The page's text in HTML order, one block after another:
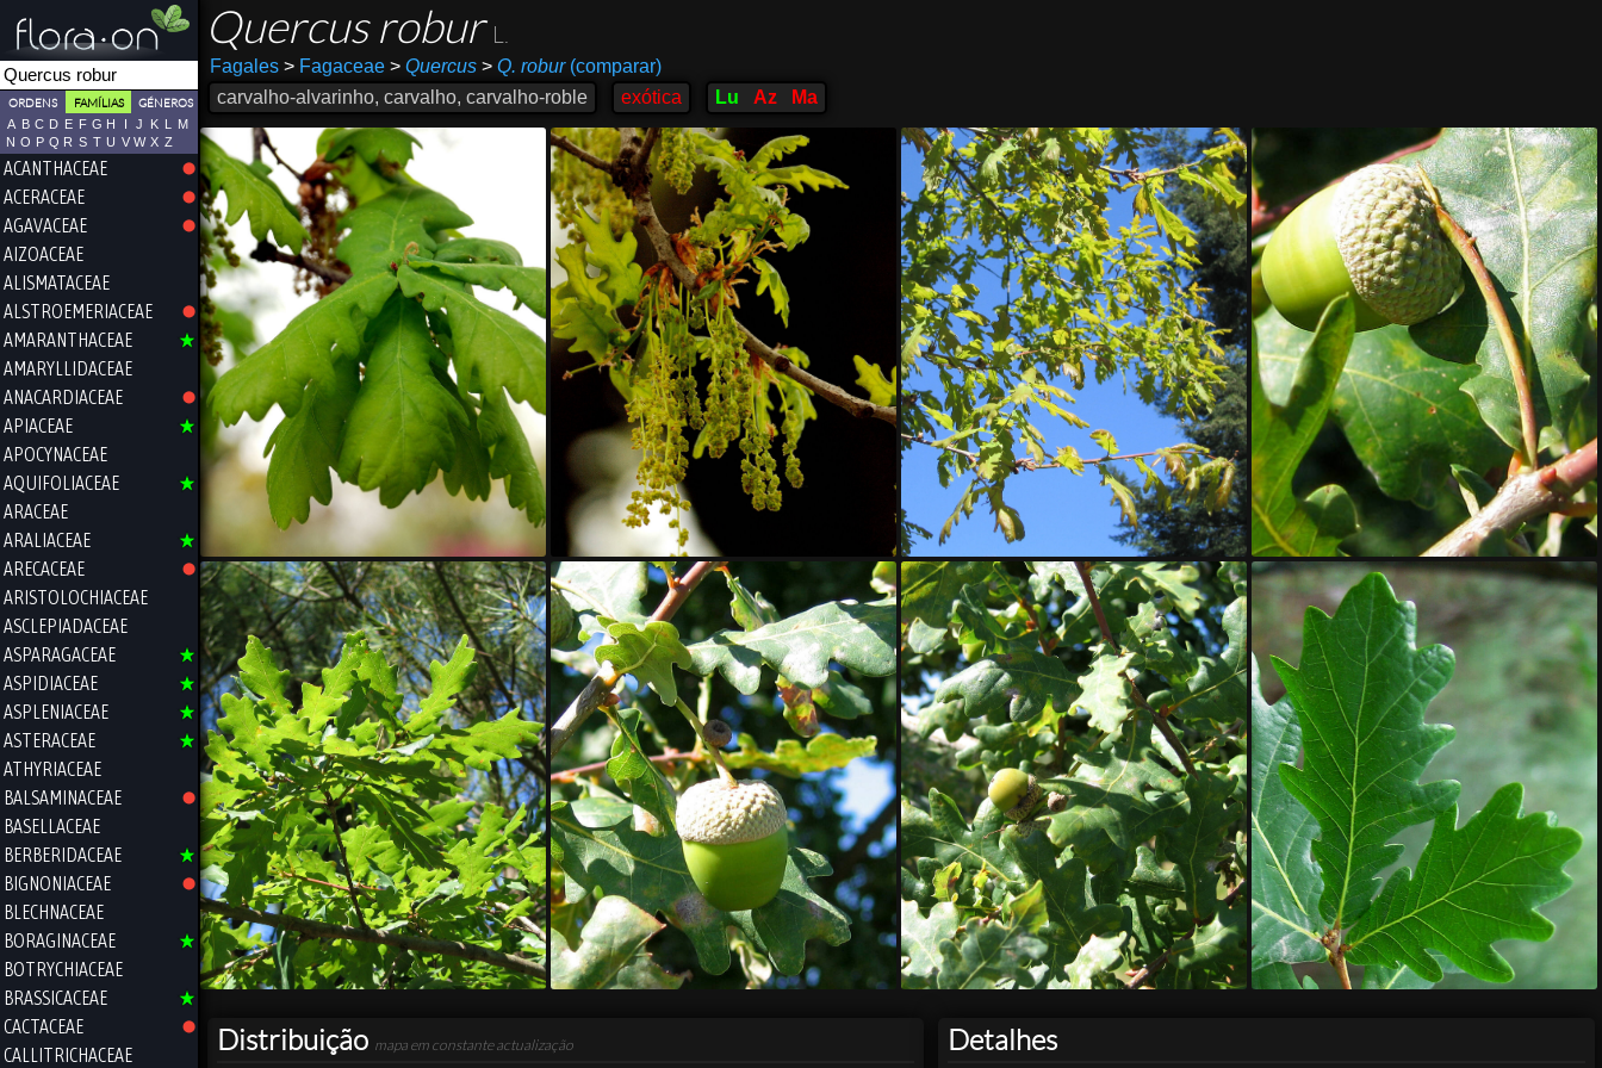
ORDENS FAMÍLIAS GÉNEROS
A B C D E F G H I J K L
M
N O P Q R S T U V W X Z
ACANTHACEAE
ACERACEAE
AGAVACEAE
AIZOACEAE
ALISMATACEAE
ALSTROEMERIACEAE
AMARANTHACEAE
AMARYLLIDACEAE
ANACARDIACEAE
APIACEAE
APOCYNACEAE
AQUIFOLIACEAE
ARACEAE
ARALIACEAE
ARECACEAE
ARISTOLOCHIACEAE
ASCLEPIADACEAE
ASPARAGACEAE
ASPIDIACEAE
ASPLENIACEAE
ASTERACEAE
ATHYRIACEAE
BALSAMINACEAE
BASELLACEAE
BERBERIDACEAE
BIGNONIACEAE
BLECHNACEAE
BORAGINACEAE
BOTRYCHIACEAE
BRASSICACEAE
CACTACEAE
CALLITRICHACEAE
Quercus robur
Fagales >Fagaceae > Quercus > Q. robur(comparar)
carvalho-alvarinho, carvalho, carvalho-roble
exótica Lu Az Ma
Distribuição mapa em constante actualização Detalhes